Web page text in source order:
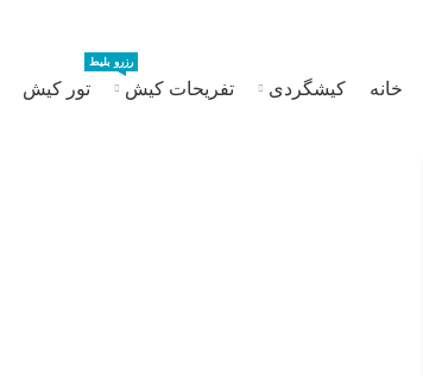
خانه کیشگردی تفریحات کیش
رزرو بلیط
تور کیش